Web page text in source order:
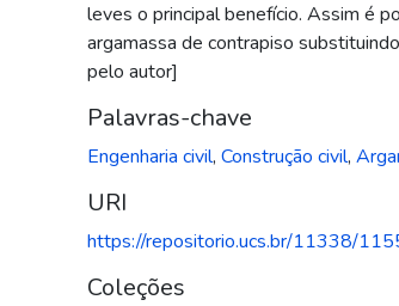
leves o principal benefício. Assim é
argamassa de contrapiso
pelo autor]
Palavras-chave
Engenharia civil, Construção civil,
URI
https://repositorio.ucs.br/11338/
Coleções